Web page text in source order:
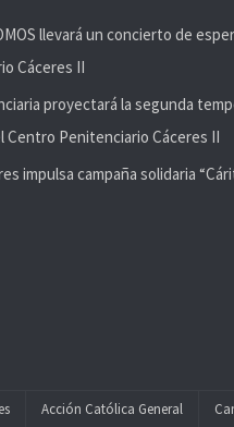
llevará un concierto de
Cáceres II
proyectará la segunda
Centro Penitenciario Cáceres II
impulsa campaña solidaria
Acción Católica General